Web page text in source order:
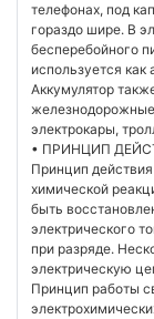
телефонах, под
гораздо шире. В
бесперебойного
используется как
Аккумулятор
электрокары,
• ПРИНЦИП
Принцип
химической
быть
электрического
при разряде.
электрическую
Принцип работы